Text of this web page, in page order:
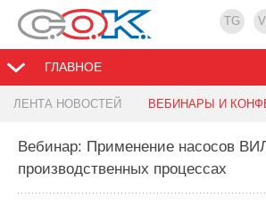
TG
ГЛАВНОЕ
ЛЕНТА НОВОСТЕЙ ВЕБИНАРЫ И
Вебинар: Применение насосов
производственных процессах